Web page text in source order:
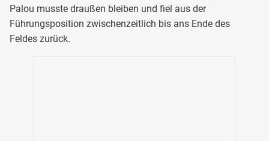
Palou musste draußen bleiben und fiel aus der
Führungsposition zwischenzeitlich bis ans Ende des
Feldes zurück.